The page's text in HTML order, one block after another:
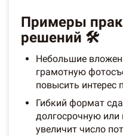
Примеры
решений 🛠️
Небольшие
грамотную
повысить интерес
Гибкий формат
долгосрочную
увеличит число